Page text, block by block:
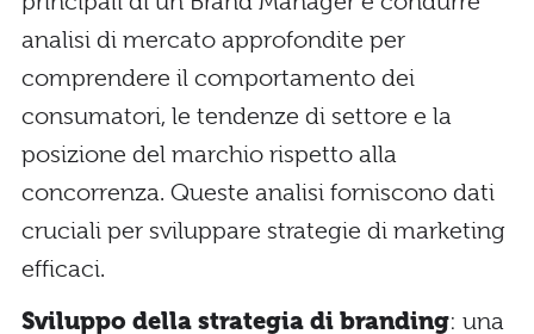
analisi di mercato approfondite per
comprendere il comportamento dei
consumatori, le tendenze di settore e la
posizione del marchio rispetto alla
concorrenza. Queste analisi forniscono dati
cruciali per sviluppare strategie di marketing
efficaci.
Sviluppo della strategia di branding: una